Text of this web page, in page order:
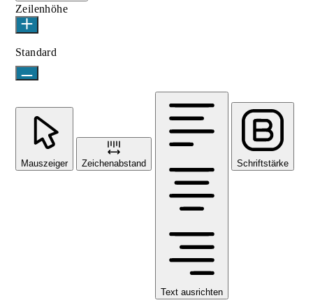
Zeilenhöhe
Standard
Mauszeiger Zeichenabstand
Text ausrichten
Schriftstärke